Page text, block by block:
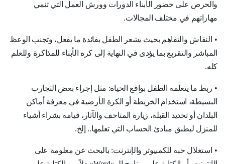
والحرص على حضور الأبناء الدورات وورش العمل التي تنمي
مهاراتهم في مختلف المجالات.
• النقاش والتفاهم بحيث يشعر الطفل بفائدة ما يفعل، وتجنب الوعظ
المباشر والتقريع بما يؤدى في النهاية إلى كره الأبناء للمذاكرة وللعلم
كله.
• ربط ما يتعلمه الطفل بواقع الحياة: مثل إجراء بعض التجارب
البسيطة، استخدام الخريطة أو الكرة الأرضية في معرفة أماكن
البلدان أو تحديد القبلة، زيارة المتاحف والآثار، قيامه بشراء أشياء
للمنزل ليطبق مبادئ الحساب التي تعلمها.. إلخ.
• استغلال حبه للكمبيوتر والإنترنت: بالبحث عن معلومة على